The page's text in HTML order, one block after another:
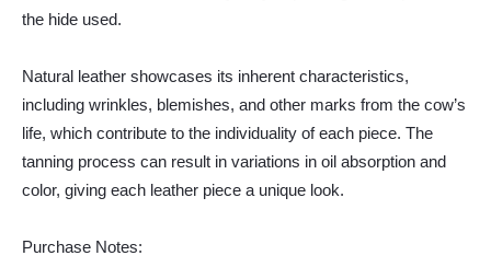
the hide used.
Natural leather showcases its inherent characteristics,
including wrinkles, blemishes, and other marks from the cow’s
life, which contribute to the individuality of each piece. The
tanning process can result in variations in oil absorption and
color, giving each leather piece a unique look.
Purchase Notes: